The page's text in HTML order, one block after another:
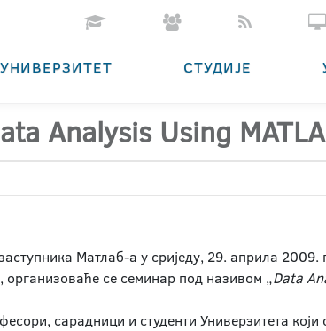
УНИВЕРЗИТЕТ СТУДИЈЕ
Analysis Using
Матлаб-а у сриједу, 29. априла
организоваће се семинар под називом „Data
сарадници и студенти Универзитета